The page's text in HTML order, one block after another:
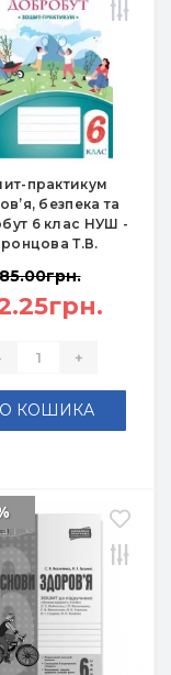
практикум
безпека та
6 клас НУШ -
Т.В.
+
КОШИКА